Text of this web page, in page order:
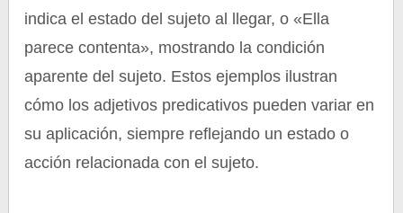
indica el estado del sujeto al llegar, o «Ella
parece contenta», mostrando la condición
aparente del sujeto. Estos ejemplos ilustran
cómo los adjetivos predicativos pueden variar en
su aplicación, siempre reflejando un estado o
acción relacionada con el sujeto.